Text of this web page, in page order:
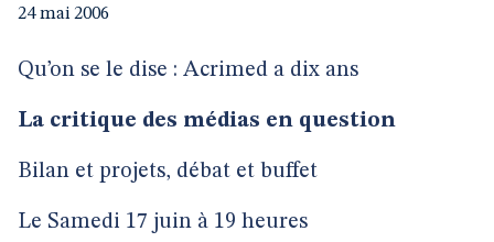
24 mai 2006
Qu’on se le dise : Acrimed a dix ans
La critique des médias en question
Bilan et projets, débat et buffet
Le Samedi 17 juin à 19 heures